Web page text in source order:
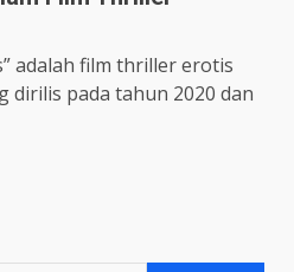
adalah film thriller erotis
dirilis pada tahun 2020 dan